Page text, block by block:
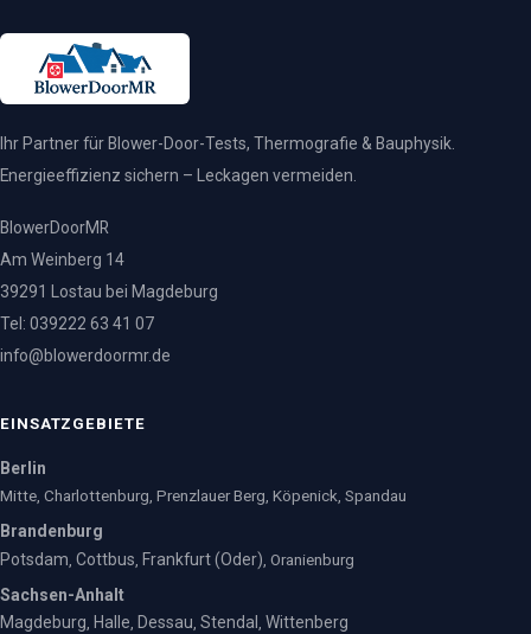
Ihr Partner für Blower-Door-Tests, Thermografie & Bauphysik.
Energieeffizienz sichern – Leckagen vermeiden.
BlowerDoorMR
Am Weinberg 14
39291 Lostau bei Magdeburg
Tel: 039222 63 41 07
info@blowerdoormr.de
EINSATZGEBIETE
Berlin
Mitte, Charlottenburg, Prenzlauer Berg, Köpenick, Spandau
Brandenburg
Potsdam Cottbus Frankfurt (Oder) , Oranienburg
Sachsen-Anhalt
Magdeburg, Halle, Dessau, Stendal , Wittenberg